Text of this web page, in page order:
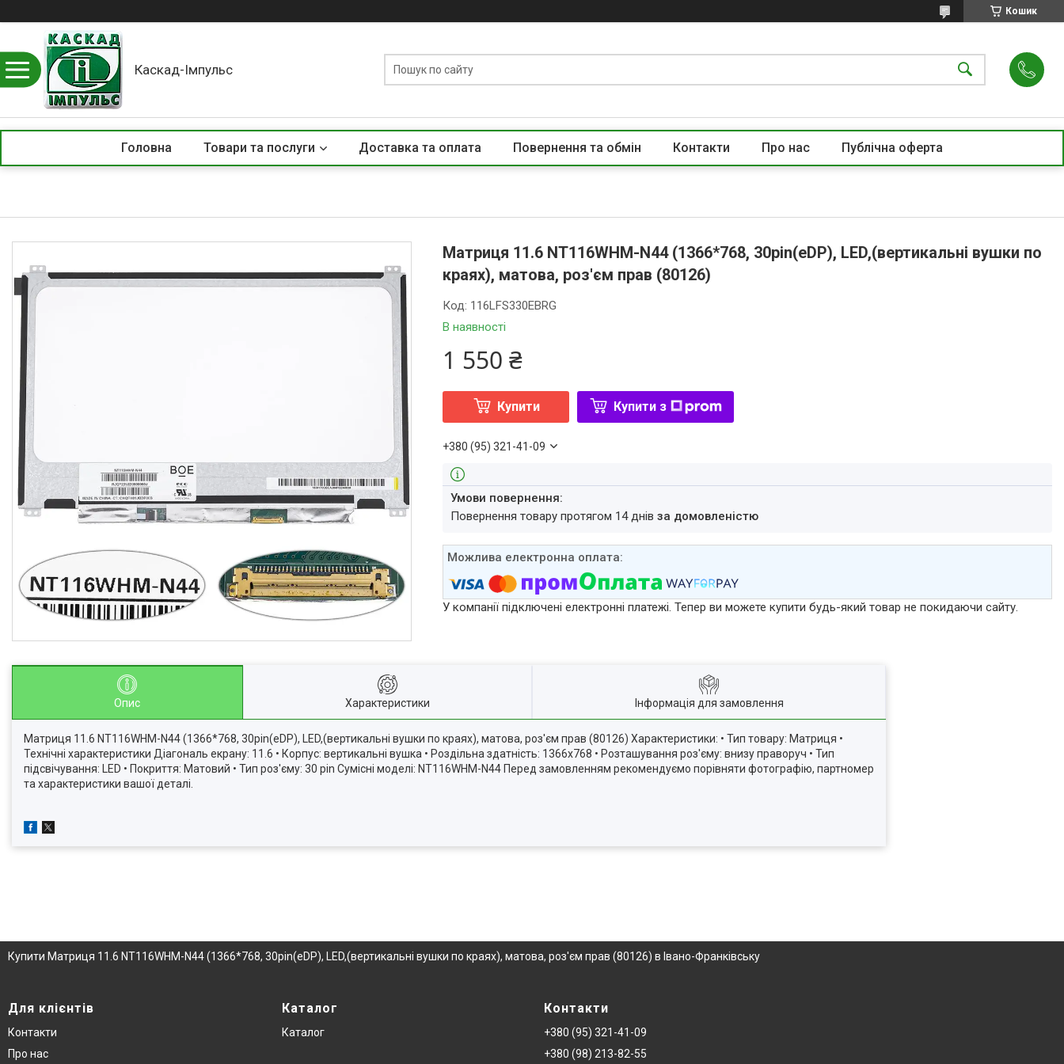
Кошик
Каскад-Імпульс
Головна Товари та послуги Доставка та оплата Повернення та обмін Контакти Про нас Публічна оферта
Матриця 11.6 NT116WHM-N44 (1366*768, 30pin(eDP), LED,(вертикальні вушки по
краях), матова, роз'єм прав (80126)
В наявності
Код: 116LFS330EBRG
1 550 ₴
Купити Купити з
+380 (95) 321-41-09
повернення товару протягом 14 днівза домовленістю
У компанії підключені електронні платежі. Тепер ви можете купити будь-який товар не покидаючи сайту.
Опис Характеристики Інформація для замовлення
Матриця 11.6 NT116WHM-N44 (1366*768, 30pin(eDP), LED,(вертикальні вушки по краях), матова, роз'єм прав (80126) Характеристики: • Тип товару: Матриця •
Технічні характеристики Діагональ екрану: 11.6 • Корпус: вертикальні вушка • Роздільна здатність: 1366х768 • Розташування роз'єму: внизу праворуч • Тип
підсвічування: LED • Покриття: Матовий • Тип роз'єму: 30 pin Сумісні моделі: NT116WHM-N44 Перед замовленням рекомендуємо порівняти фотографію, партномер
та характеристики вашої деталі.
Купити Матриця 11.6 NT116WHM-N44 (1366*768, 30pin(eDP), LED,(вертикальні вушки по краях), матова, роз'єм прав (80126) в Івано-Франківську
Для клієнтів
Контакти
Про нас
Каталог
Каталог
Контакти
+380 (95) 321-41-09
+380 (98) 213-82-55